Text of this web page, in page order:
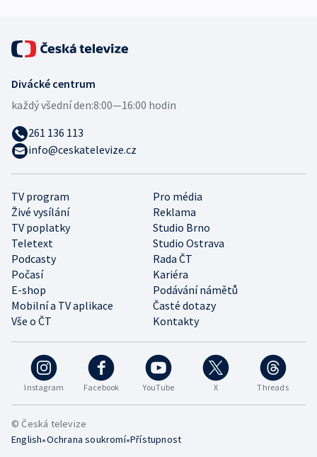
Instagram Facebook YouTube X Threads
TV program
Pro média
Živé vysílání
Reklama
TV poplatky
Studio Brno
Teletext
Studio Ostrava
Podcasty
Rada ČT
Počasí
Kariéra
E-shop
Podávání námětů
Mobilní a TV aplikace
Časté dotazy
Vše o ČT
Kontakty
Divácké centrum
každý všední den:8:00—16:00 hodin
261 136 113
info@ceskatelevize.cz
© Česká televize
English•Ochrana soukromí•Přístupnost